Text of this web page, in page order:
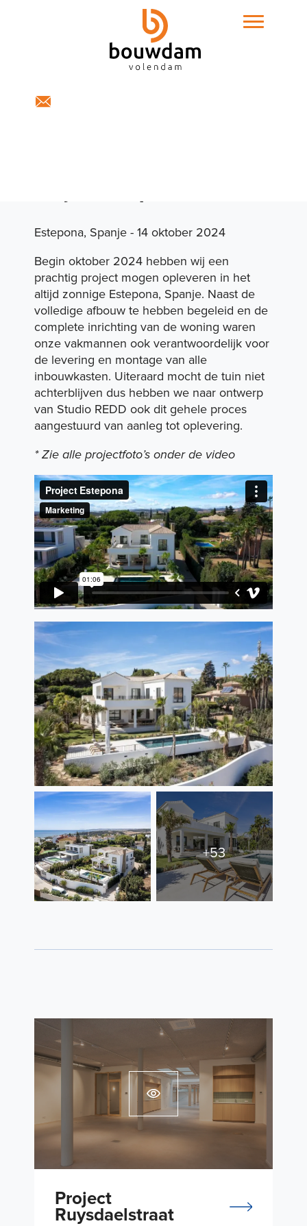
Projecten
Expertises
Portfolio
Duurzaamheid
Over ons
Vacatures
Contact
Home
Estepona, Spanje - 14 oktober 2024
Begin oktober 2024 hebben wij een
prachtig project mogen opleveren in het
altijd zonnige Estepona, Spanje. Naast de
volledige afbouw te hebben begeleid en de
complete inrichting van de woning waren
onze vakmannen ook verantwoordelijk voor
de levering en montage van alle
inbouwkasten. Uiteraard mocht de tuin niet
achterblijven dus hebben we naar ontwerp
van Studio REDD ook dit gehele proces
aangestuurd van aanleg tot oplevering.
* Zie alle projectfoto’s onder de video
+53
Project
Ruysdaelstraat